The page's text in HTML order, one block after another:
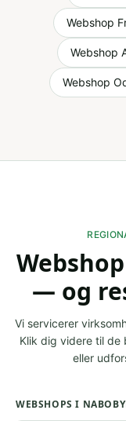
Webshop
Webshop
Webshop
Webshop
— og
Vi servicerer
Klik dig videre til de
eller
WEBSHOPS I